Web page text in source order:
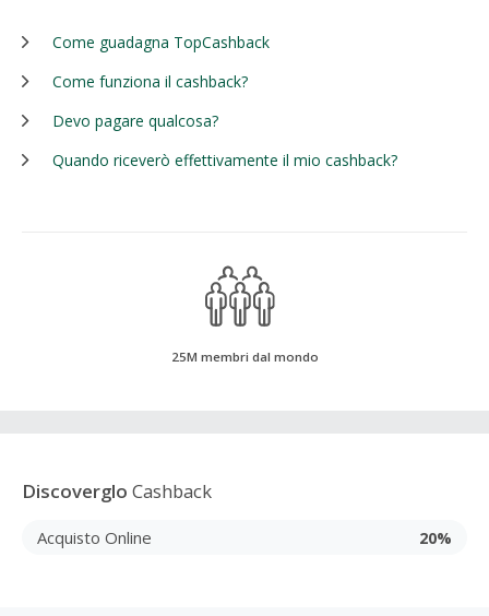
Come guadagna TopCashback
Come funziona il cashback?
Devo pagare qualcosa?
Quando riceverò effettivamente il mio cashback?
25M membri dal mondo
Discoverglo Cashback
Acquisto Online 20%